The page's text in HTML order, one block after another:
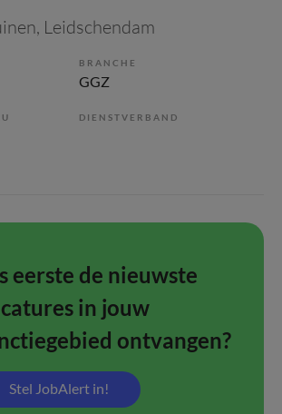
, Leidschendam
BRANCHE
GGZ
DIENSTVERBAND
eerste de nieuwste
in jouw
ontvangen?
Stel JobAlert in!